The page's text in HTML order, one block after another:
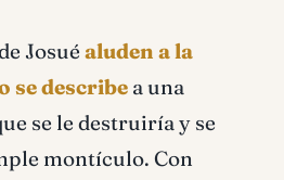
Josué aluden a la
se describe a una
se le destruiría y se
montículo. Con